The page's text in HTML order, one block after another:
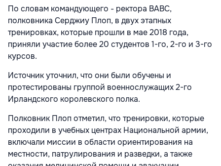
По словам командующего - ректора ВАВС,
полковника Серджиу Плоп, в двух этапных
тренировках, которые прошли в мае 2018 года,
приняли участие более 20 студентов 1-го, 2-го и 3-го
курсов.
Источник уточнил, что они были обучены и
протестированы группой военнослужащих 2-го
Ирландского королевского полка.
Полковник Плоп отметил, что тренировки, которые
проходили в учебных центрах Национальной армии,
включали миссии в области ориентирования на
местности, патрулирования и разведки, а также